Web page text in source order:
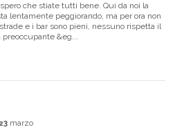
che stiate tutti bene. Qui da noi la
lentamente peggiorando, ma per ora non
e i bar sono pieni, nessuno rispetta il
&eg...
marzo